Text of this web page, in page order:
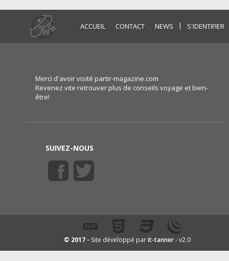
ACCUEIL CONTACT NEWS | S'IDENTIFIER
Merci d'avoir visité partir-magazine.com
Revenez vite retrouver plus de conseils voyage et bien-
être!
SUIVEZ-NOUS
© 2017 - Site développé parit-tanner- v2.0